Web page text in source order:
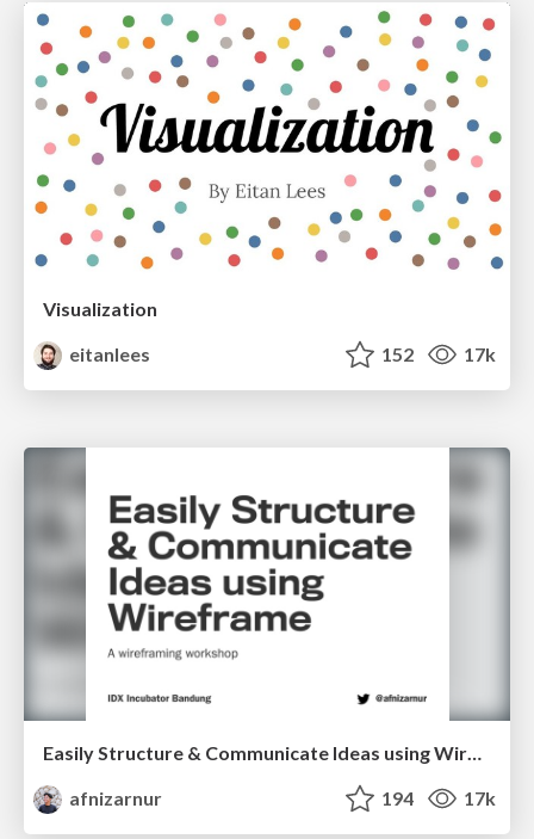
Visualization
eitanlees
152 17k
Easily Structure & Communicate Ideas using Wireframe
afnizarnur
194 17k